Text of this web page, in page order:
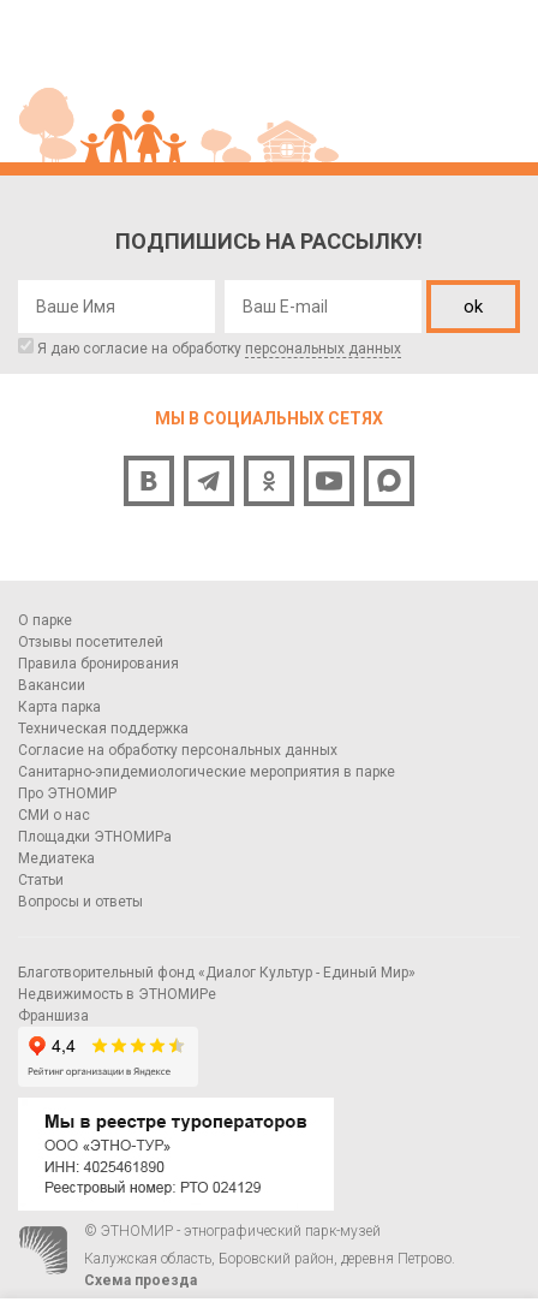
ПОДПИШИСЬ НА РАССЫЛКУ!
ok
Я даю согласие на обработку персональных данных
МЫ В СОЦИАЛЬНЫХ СЕТЯХ
О парке
Отзывы посетителей
Правила бронирования
Вакансии
Карта парка
Техническая поддержка
Согласие на обработку персональных данных
Санитарно-эпидемиологические мероприятия в парке
Про ЭТНОМИР
СМИ о нас
Площадки ЭТНОМИРа
Медиатека
Статьи
Вопросы и ответы
Благотворительный фонд «Диалог Культур - Единый Мир»
Недвижимость в ЭТНОМИРе
Франшиза
© ЭТНОМИР - этнографический парк-музей
Калужская область, Боровский район, деревня Петрово.
Схема проезда